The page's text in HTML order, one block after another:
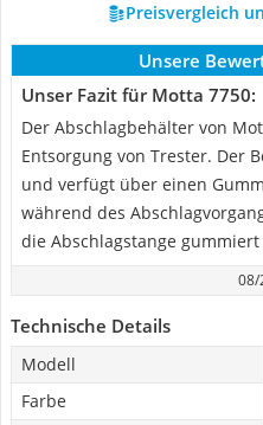
Preisvergleich
Unsere
Unser Fazit für Motta 7750:
Der Abschlagbehälter von
Entsorgung von Trester. Der
und verfügt über einen
während des
die Abschlagstange
08/
Technische Details
Modell
Farbe